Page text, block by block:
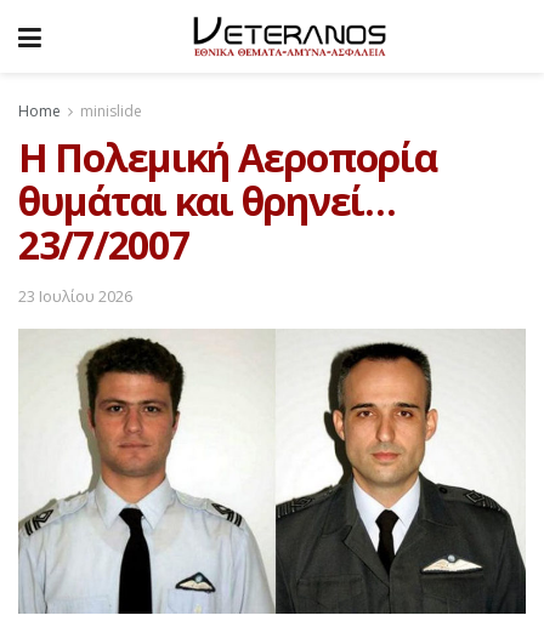
Home minislide
Η Πολεμική Αεροπορία
θυμάται και θρηνεί…
23/7/2007
23 Ιουλίου 2026